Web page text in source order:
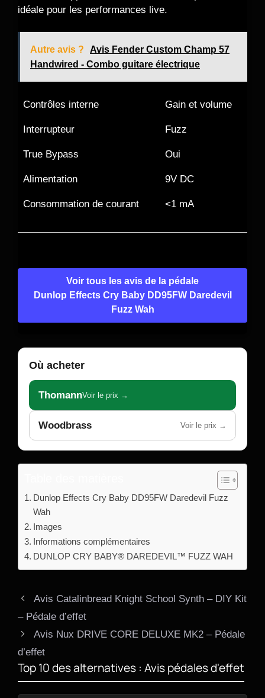
idéale pour les performances live.
Autre avis ?
Avis Fender Custom Champ 57
Handwired - Combo guitare électrique
Contrôles interne Gain et volume
Interrupteur Fuzz
True Bypass Oui
Alimentation 9V DC
Consommation de courant <1 mA
Voir tous les avis de la pédale
Dunlop Effects Cry Baby DD95FW Daredevil
Fuzz Wah
Où acheter
ThomannVoir le prix →
Woodbrass Voir le prix →
Dunlop Effects Cry Baby DD95FW Daredevil Fuzz
Wah
Images
Informations complémentaires
DUNLOP CRY BABY® DAREDEVIL™ FUZZ WAH
Avis Catalinbread Knight School Synth – DIY Kit
– Pédale d’effet
Avis Nux DRIVE CORE DELUXE MK2 – Pédale
d’effet
Top 10 des alternatives : Avis pédales d'effet